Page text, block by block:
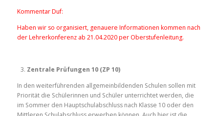
Kommentar Duf:
Haben wir so organisiert, genauere Informationen kommen nach
der Lehrerkonferenz ab 21.04.2020 per Oberstufenleitung.
Zentrale Prüfungen 10 (ZP 10)
In den weiterführenden allgemeinbildenden Schulen sollen mit
Priorität die Schülerinnen und Schüler unterrichtet werden, die
im Sommer den Hauptschulabschluss nach Klasse 10 oder den